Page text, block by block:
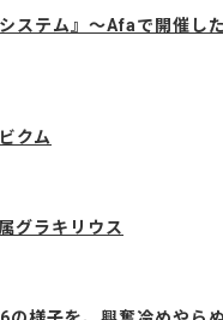
ステム』〜Afaで開催し
クム
グラキリウス